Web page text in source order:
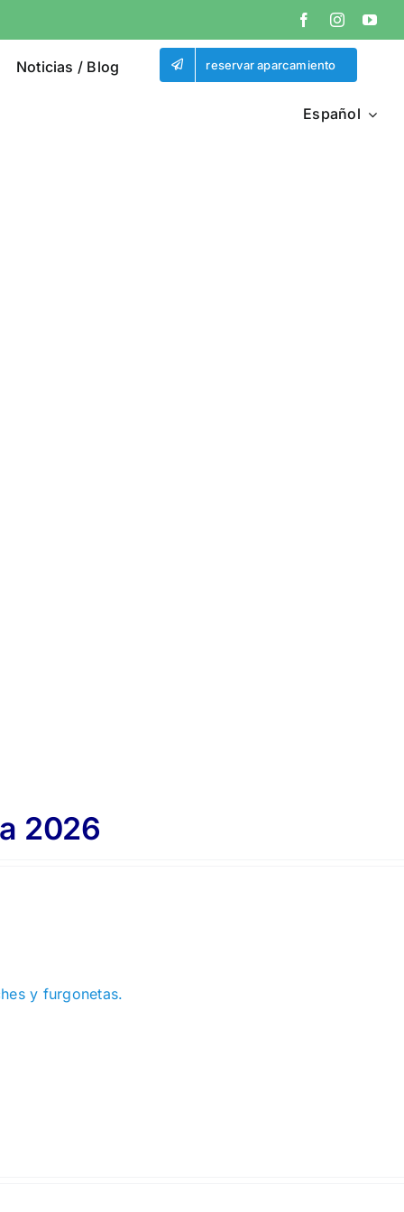
Noticias / Blog reservar aparcamiento
Español
2026
y furgonetas.